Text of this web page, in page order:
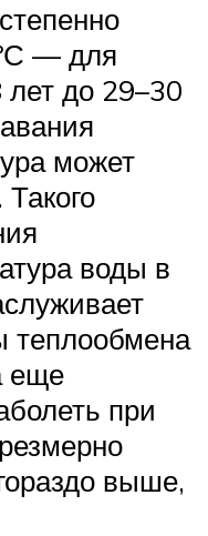
— для
лет до 29–30
может
воды в
теплообмена
еще
при
выше,